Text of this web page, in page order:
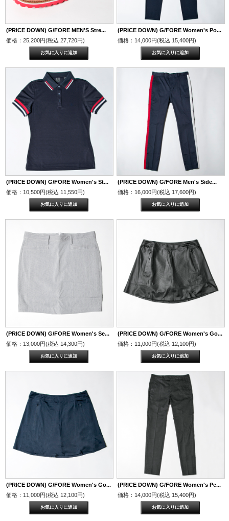
(PRICE DOWN) G/FORE MEN'S Stre...
価格：25,200円(税込 27,720円)
(PRICE DOWN) G/FORE Women's Po...
価格：14,000円(税込 15,400円)
(PRICE DOWN) G/FORE Women's St...
価格：10,500円(税込 11,550円)
(PRICE DOWN) G/FORE Men's Side...
価格：16,000円(税込 17,600円)
(PRICE DOWN) G/FORE Women's Se...
価格：13,000円(税込 14,300円)
(PRICE DOWN) G/FORE Women's Go...
価格：11,000円(税込 12,100円)
(PRICE DOWN) G/FORE Women's Go...
価格：11,000円(税込 12,100円)
(PRICE DOWN) G/FORE Women's Pe...
価格：14,000円(税込 15,400円)